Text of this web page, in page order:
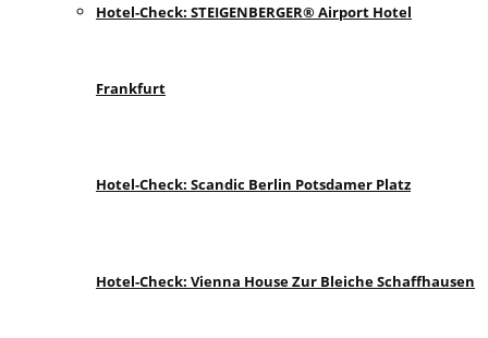
Hotel-Check: STEIGENBERGER® Airport Hotel
Frankfurt
Hotel-Check: Scandic Berlin Potsdamer Platz
Hotel-Check: Vienna House Zur Bleiche Schaffhausen